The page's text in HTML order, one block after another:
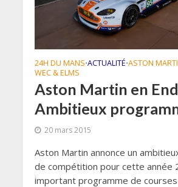
24H DU MANS•ACTUALITÉ•ASTON
WEC & ELMS
Aston Martin en
Ambitieux
20 mars 2015
Aston Martin annonce un
de compétition pour cette année
important programme de